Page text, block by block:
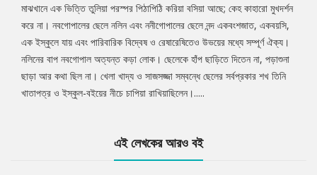
Article
মাঝখানে এক ভিত্তি তুলিয়া পরস্পর পিঠাপিঠি করিয়া বসিয়া আছে; কেহ কাহারো মুখদর্শন
করে না। নবগোপালের ছেলে নলিন এবং ননীগোপালের ছেলে নন্দ একবংশজাত, একবয়সি,
এক ইস্কুলে যায় এবং পারিবারিক বিদ্বেষ ও রেষারেষিতেও উভয়ের মধ্যে সম্পূর্ণ ঐক্য।
নলিনের বাপ নবগোপাল অত্যন্ত কড়া লোক। ছেলেকে হাঁপ ছাড়িতে দিতেন না, পড়াশুনা
ছাড়া আর কথা ছিল না। খেলা খাদ্য ও সাজসজ্জা সম্বন্ধে ছেলের সর্বপ্রকার শখ তিনি
খাতাপত্র ও ইস্কুল-বইয়ের নীচে চাপিয়া রাখিয়াছিলেন।.....
এই লেখকের আরও বই